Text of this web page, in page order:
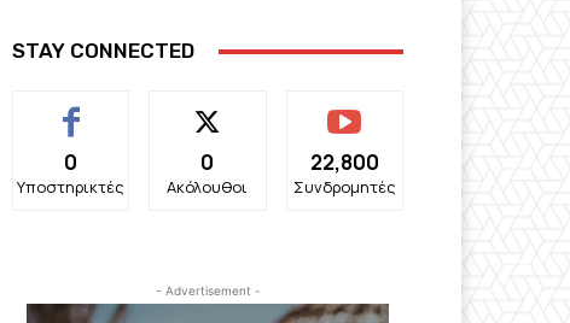
STAY CONNECTED
0
Υποστηρικτές
0
Ακόλουθοι
22,800
Συνδρομητές
- Advertisement -